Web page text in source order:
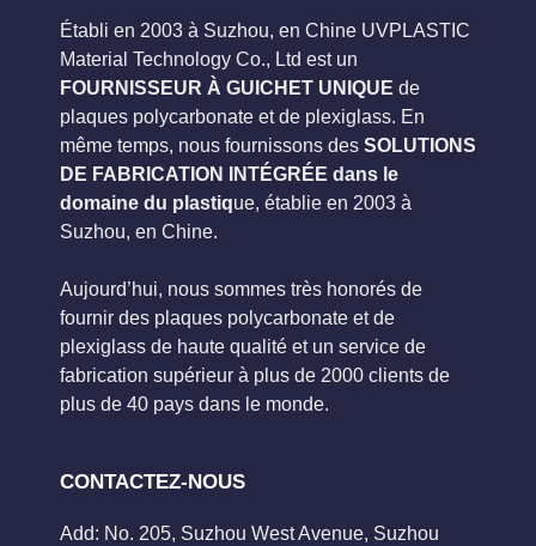
Établi en 2003 à Suzhou, en Chine UVPLASTIC
Material Technology Co., Ltd est un
FOURNISSEUR À GUICHET UNIQUE de
plaques polycarbonate et de plexiglass. En
même temps, nous fournissons des SOLUTIONS
DE FABRICATION INTÉGRÉE dans le
domaine du plastique, établie en 2003 à
Suzhou, en Chine.
Aujourd’hui, nous sommes très honorés de
fournir des plaques polycarbonate et de
plexiglass de haute qualité et un service de
fabrication supérieur à plus de 2000 clients de
plus de 40 pays dans le monde.
CONTACTEZ-NOUS
Add: No. 205, Suzhou West Avenue, Suzhou